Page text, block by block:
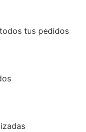
tus pedidos